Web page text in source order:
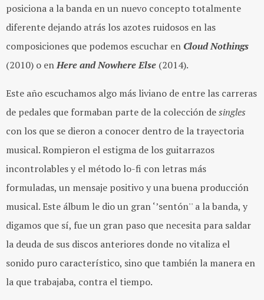
posiciona a la banda en un nuevo concepto totalmente
diferente dejando atrás los azotes ruidosos en las
composiciones que podemos escuchar en Cloud Nothings
(2010) o enHere and Nowhere Else (2014).
Este año escuchamos algo más liviano de entre las carreras
de pedales que formaban parte de la colección desingles
con los que se dieron a conocer dentro de la trayectoria
musical. Rompieron el estigma de los guitarrazos
incontrolables y el método lo-fi con letras más
formuladas, un mensaje positivo y una buena producción
musical. Este álbum le dio un gran ‘’sentón'' a la banda, y
digamos que sí, fue un gran paso que necesita para saldar
la deuda de sus discos anteriores donde no vitaliza el
sonido puro característico, sino que también la manera en
la que trabajaba, contra el tiempo.